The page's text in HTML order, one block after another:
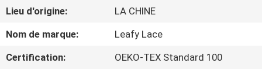
A
PROPOS
DE
Lieu d'origine:
LA CHINE
Nom de marque:
Leafy Lace
Certification:
OEKO-TEX Standard 100